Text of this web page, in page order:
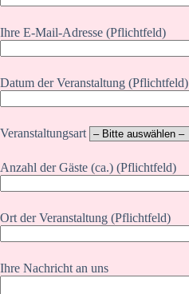
Ihre E-Mail-Adresse (Pflichtfeld)
Datum der Veranstaltung (Pflichtfeld)
Veranstaltungsart
Anzahl der Gäste (ca.) (Pflichtfeld)
Ort der Veranstaltung (Pflichtfeld)
Ihre Nachricht an uns